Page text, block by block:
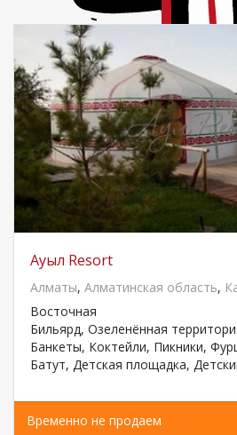
Ауыл Resort
Алматы, Алматинская область,
Восточная
Бильярд, Озеленённая
Банкеты, Коктейли, Пикники,
Батут, Детская площадка,
Временно не продаем